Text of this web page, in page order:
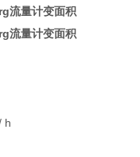
流量计变面积
流量计变面积
h